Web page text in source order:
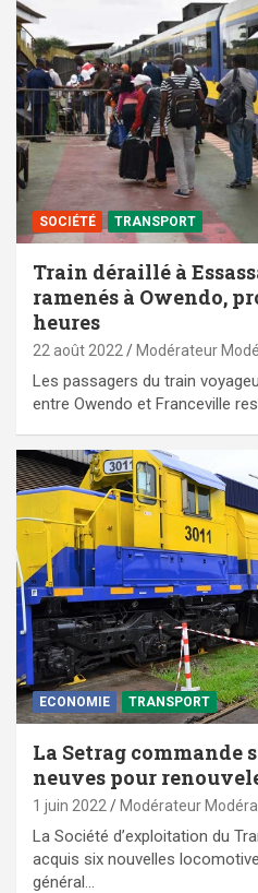
SOCIÉTÉ TRANSPORT
Train déraillé à
ramenés à Owendo,
heures
22 août 2022 Modérateur
Les passagers du train
entre Owendo et Franceville
ECONOMIE TRANSPORT
La Setrag commande
neuves pour
1 juin 2022 Modérateur
La Société d’exploitation du
acquis six nouvelles
général…